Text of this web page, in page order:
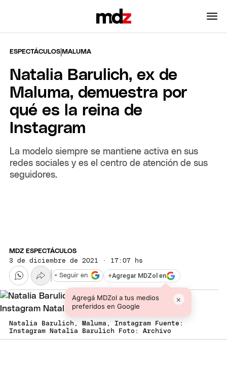
ESPECTÁCULOS |MALUMA
Natalia Barulich, ex de
Maluma, demuestra por
qué es la reina de
Instagram
La modelo siempre se mantiene activa en sus
redes sociales y es el centro de atención de sus
seguidores.
MDZ ESPECTÁCULOS
3 de diciembre de 2021 · 17:07 hs
+Agregar MDZol en
Agregá MDZol a tus medios
preferidos en Google
×
+ Seguir en
Natalia Barulich, Maluma, Instagram Fuente:
Instagram Natalia Barulich Foto: Archivo